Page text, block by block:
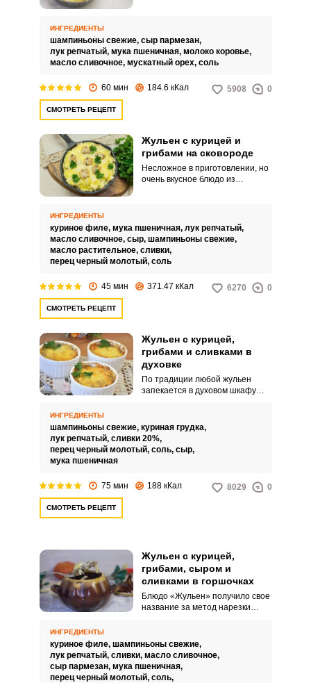
того, часто готовят жульен с
добавлением сметаны или
сливок.
ИНГРЕДИЕНТЫ
шампиньоны свежие, сыр пармезан,
лук репчатый, мука пшеничная, молоко коровье,
масло сливочное, мускатный орех, соль
60 мин 184.6 кКал 5908 0
СМОТРЕТЬ РЕЦЕПТ
Жульен с курицей и
грибами на сковороде
Несложное в приготовлении, но
очень вкусное блюдо из
повседневный
гастрономический ассортимент.
Предлагаем вашему вниманию
простой и быстрый рецепт
приготовления жульена в
не хуже, чем тот, что запекается
ИНГРЕДИЕНТЫ
куриное филе, мука пшеничная, лук репчатый,
масло сливочное, сыр, шампиньоны свежие,
масло растительное, сливки,
перец черный молотый, соль
45 мин 371.47 кКал 6270 0
СМОТРЕТЬ РЕЦЕПТ
Жульен с курицей,
грибами и сливками в
духовке
По традиции любой жульен
запекается в духовом шкафу
целостность румяной сырной
корочки, под которой прячутся
грибочки или мясо в соусе
такую ароматную запеканочку, а
способ нарезки молодых
ИНГРЕДИЕНТЫ
шампиньоны свежие, куриная грудка,
лук репчатый, сливки 20%,
перец черный молотый, соль, сыр,
мука пшеничная
75 мин 188 кКал 8029 0
СМОТРЕТЬ РЕЦЕПТ
Жульен с курицей,
грибами, сыром и
сливками в горшочках
Блюдо «Жульен» получило свое
название за метод нарезки
в сливочном соусе под сыром.
Но даже при другом способе
нарезки блюдо получится не
менее вкусным.
ИНГРЕДИЕНТЫ
куриное филе, шампиньоны свежие,
лук репчатый, сливки, масло сливочное,
сыр пармезан, мука пшеничная,
перец черный молотый, соль,